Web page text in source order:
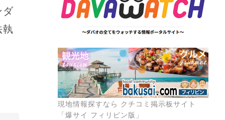
ダ
現地情報探すなら クチコミ掲示板サイト
「爆サイ フィリピン版」